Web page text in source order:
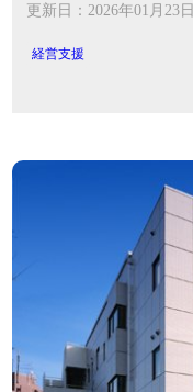
更新日：2026年01月23日
経営支援